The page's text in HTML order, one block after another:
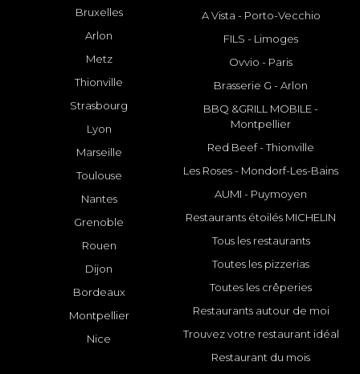
Bruxelles
Arlon
Metz
Thionville
Strasbourg
Lyon
Marseille
Toulouse
Nantes
Grenoble
Rouen
Dijon
Bordeaux
Montpellier
Nice
A Vista - Porto-Vecchio
FILS - Limoges
Ovvio - Paris
Brasserie G - Arlon
BBQ &GRILL MOBILE -
Montpellier
Red Beef - Thionville
Les Roses - Mondorf-Les-Bains
AUMI - Puymoyen
Restaurants étoilés MICHELIN
Tous les restaurants
Toutes les pizzerias
Toutes les crêperies
Restaurants autour de moi
Trouvez votre restaurant idéal
Restaurant du mois